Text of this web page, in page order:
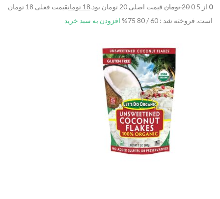
0 از 5 0 20 تومان قیمت اصلی 20 تومان بود. 18 تومان
قیمت فعلی 18 تومان
است. فروخته شد : 60 / 80 75% افزودن به سبد خرید